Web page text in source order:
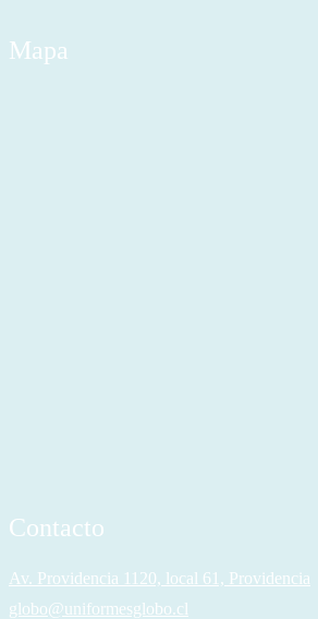
Mapa
Contacto
Av. Providencia 1120, local 61, Providencia
globo@uniformesglobo.cl